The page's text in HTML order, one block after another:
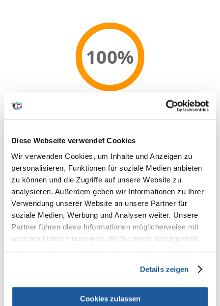
Diese Webseite verwendet Cookies
Wir verwenden Cookies, um Inhalte und Anzeigen zu
personalisieren, Funktionen für soziale Medien anbieten
zu können und die Zugriffe auf unsere Website zu
analysieren. Außerdem geben wir Informationen zu Ihrer
Verwendung unserer Website an unsere Partner für
soziale Medien, Werbung und Analysen weiter. Unsere
Partner führen diese Informationen möglicherweise mit
weiteren Daten zusammen, die Sie ihnen bereitgestellt
Details zeigen
Cookies zulassen
100%
Recommend
100% KUNDEN EMPFEHLEN DIESES PRODUKT
Zusammensetzung
Pflanzliche Nebenerzeugnisse (Timotheegras, Gräser und Kräuter 7%),
Früchte (Holunderbeeren 5%), Mineralstoffe, Saaten (Leinsaat 2%),
Fructo-Oligosaccharide (0,3%), Calendula, Yucca
Analytische Bestandteile
Protein 14,0%, Fettgehalt 3,0%, Rohfaser 20,0%, Rohasche 8,0%, Calcium
0,8%, Phosphor 0,6%
Zusatzstoffe/kg
mg, 3b103 (Eisen) 100 mg, 3b202 (Jod) 2 mg, E4 (Kupfer) 10 mg, 3b502
Technologische Zusatzstoffe